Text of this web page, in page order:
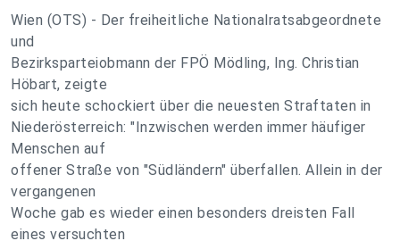
Wien (OTS) - Der freiheitliche Nationalratsabgeordnete
und
Bezirksparteiobmann der FPÖ Mödling, Ing. Christian
Höbart, zeigte
sich heute schockiert über die neuesten Straftaten in
Niederösterreich: "Inzwischen werden immer häufiger
Menschen auf
offener Straße von "Südländern" überfallen. Allein in der
vergangenen
Woche gab es wieder einen besonders dreisten Fall
eines versuchten